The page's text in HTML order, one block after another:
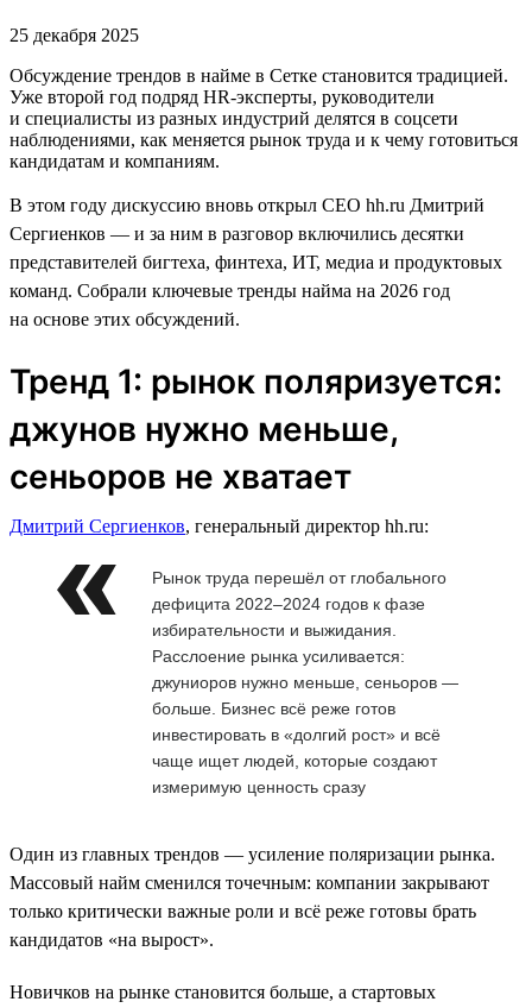
25 декабря 2025
Обсуждение трендов в найме в Сетке становится традицией.
Уже второй год подряд HR-эксперты, руководители
и специалисты из разных индустрий делятся в соцсети
наблюдениями, как меняется рынок труда и к чему готовиться
кандидатам и компаниям.
В этом году дискуссию вновь открыл CEO hh.ru Дмитрий
Сергиенков — и за ним в разговор включились десятки
представителей бигтеха, финтеха, ИТ, медиа и продуктовых
команд. Собрали ключевые тренды найма на 2026 год
на основе этих обсуждений.
Тренд 1: рынок поляризуется:
джунов нужно меньше,
сеньоров не хватает
Дмитрий Сергиенков, генеральный директор hh.ru:
Рынок труда перешёл от глобального
дефицита 2022–2024 годов к фазе
избирательности и выжидания.
Расслоение рынка усиливается:
джуниоров нужно меньше, сеньоров —
больше. Бизнес всё реже готов
инвестировать в «долгий рост» и всё
чаще ищет людей, которые создают
измеримую ценность сразу
Один из главных трендов — усиление поляризации рынка.
Массовый найм сменился точечным: компании закрывают
только критически важные роли и всё реже готовы брать
кандидатов «на вырост».
Новичков на рынке становится больше, а стартовых